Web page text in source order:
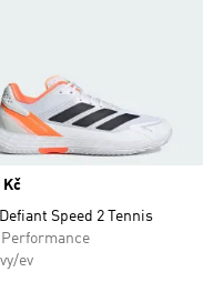
Kč
Speed 2 Tennis
Performance
ev